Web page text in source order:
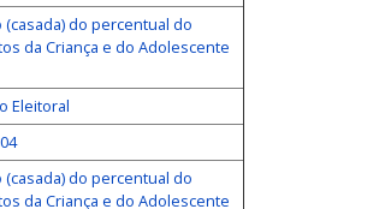
do percentual do
da Criança e do Adolescente
Eleitoral
do percentual do
da Criança e do Adolescente